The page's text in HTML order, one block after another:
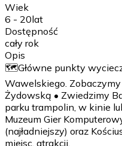
Wiek
6 - 20lat
Dostępność
cały rok
Opis
🗺️Główne punkty
Wawelskiego. Zobaczymy
Żydowską • Zwiedzimy
parku trampolin, w kinie
Muzeum Gier
(najładniejszy) oraz
miejsc, atrakcji.